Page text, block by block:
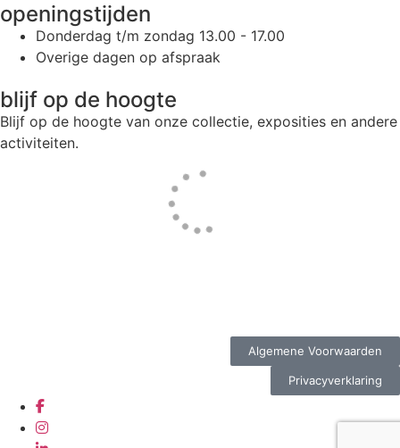
openingstijden
Donderdag t/m zondag 13.00 - 17.00
Overige dagen op afspraak
blijf op de hoogte
Blijf op de hoogte van onze collectie, exposities en andere
activiteiten.
Algemene Voorwaarden
Privacyverklaring